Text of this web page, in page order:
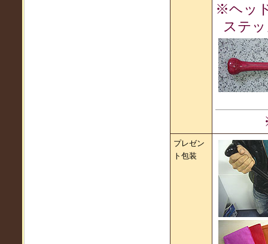
※ヘッ
ステ
プレゼン
ト包装